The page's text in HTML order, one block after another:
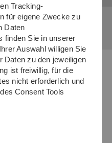
in das Gebiet der
die Theorie als auch
vorgestellt
Tracking-
für eigene Zwecke zu
Daten
finden Sie in unserer
Auswahl willigen Sie
Daten zu den jeweiligen
ist freiwillig, für die
nicht erforderlich und
Consent Tools